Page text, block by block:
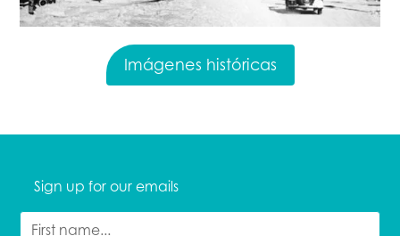
Imágenes históricas
Sign up for our emails